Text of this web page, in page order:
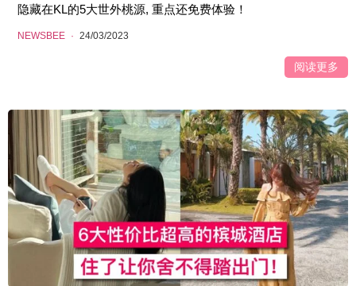
隐藏在KL的5大世外桃源, 重点还免费体验！
NEWSBEE · 24/03/2023
阅读更多